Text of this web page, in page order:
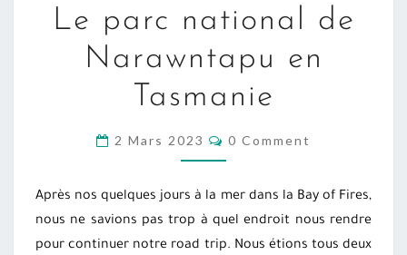
PARC
DE
NARAWNTAPU
TASMANIE
Le parc national de
Narawntapu en
Tasmanie
2 Mars 2023 COMMENTS
0 Comment
Après nos quelques jours à la mer dans la Bay of Fires,
nous ne savions pas trop à quel endroit nous rendre
pour continuer notre road trip. Nous étions tous deux